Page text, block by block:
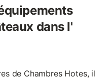
dans l'
de Chambres Hotes, il